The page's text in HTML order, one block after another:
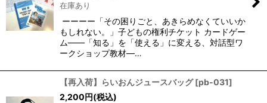
在庫あり
ーーーー「その困りごと、あきらめなくていいか
もしれない。」子どもの権利チケット カードゲー
ム——「知る」を「使える」に変える、対話型ワ
ークショップ教材—…
【再入荷】らいおんジュースバッグ [pb-031]
2,200円(税込)